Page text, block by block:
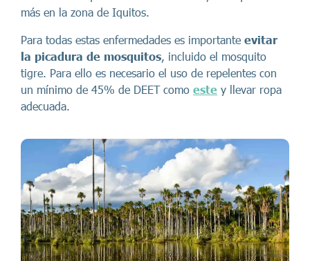
más en la zona de Iquitos.
Para todas estas enfermedades es importante evitar
la picadura de mosquitos , incluido el mosquito
tigre. Para ello es necesario el uso de repelentes con
un mínimo de 45% de DEET como este y llevar ropa
adecuada.